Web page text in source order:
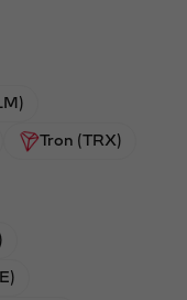
Tron (TRX)